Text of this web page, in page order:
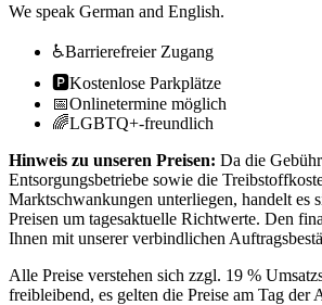
We speak German and English.
♿Barrierefreier Zugang
🅿️Kostenlose Parkplätze
📅Onlinetermine möglich
🌈LGBTQ+-freundlich
Hinweis zu unseren Preisen: Da die
Entsorgungsbetriebe sowie die
Marktschwankungen unterliegen, handelt es
Preisen um tagesaktuelle Richtwerte. Den
Ihnen mit unserer verbindlichen
Alle Preise verstehen sich zzgl. 19 %
freibleibend, es gelten die Preise am Tag der